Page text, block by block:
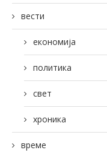
вести
економија
политика
свет
хроника
време